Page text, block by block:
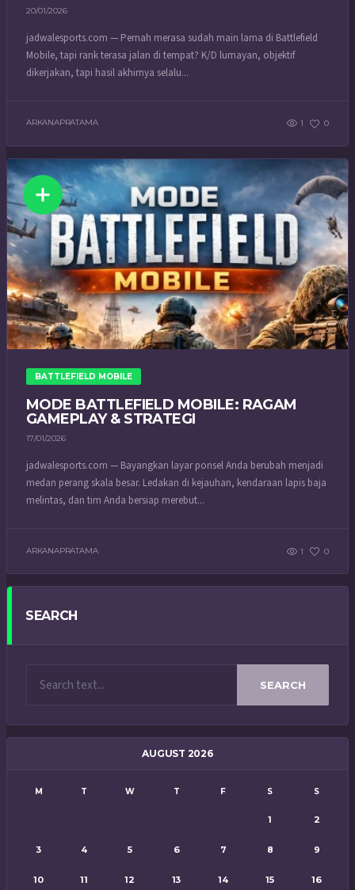
20/01/2026
jadwalesports.com — Pernah merasa sudah main lama di Battlefield
Mobile, tapi rank terasa jalan di tempat? K/D lumayan, objektif
dikerjakan, tapi hasil akhirnya selalu...
ARKANAPRATAMA 1 0
BATTLEFIELD MOBILE
MODE BATTLEFIELD MOBILE: RAGAM
GAMEPLAY & STRATEGI
17/01/2026
jadwalesports.com — Bayangkan layar ponsel Anda berubah menjadi
medan perang skala besar. Ledakan di kejauhan, kendaraan lapis baja
melintas, dan tim Anda bersiap merebut...
ARKANAPRATAMA 1 0
SEARCH
SEARCH
AUGUST 2026
M T W T F S S
1 2
3 4 5 6 7 8 9
10 11 12 13 14 15 16